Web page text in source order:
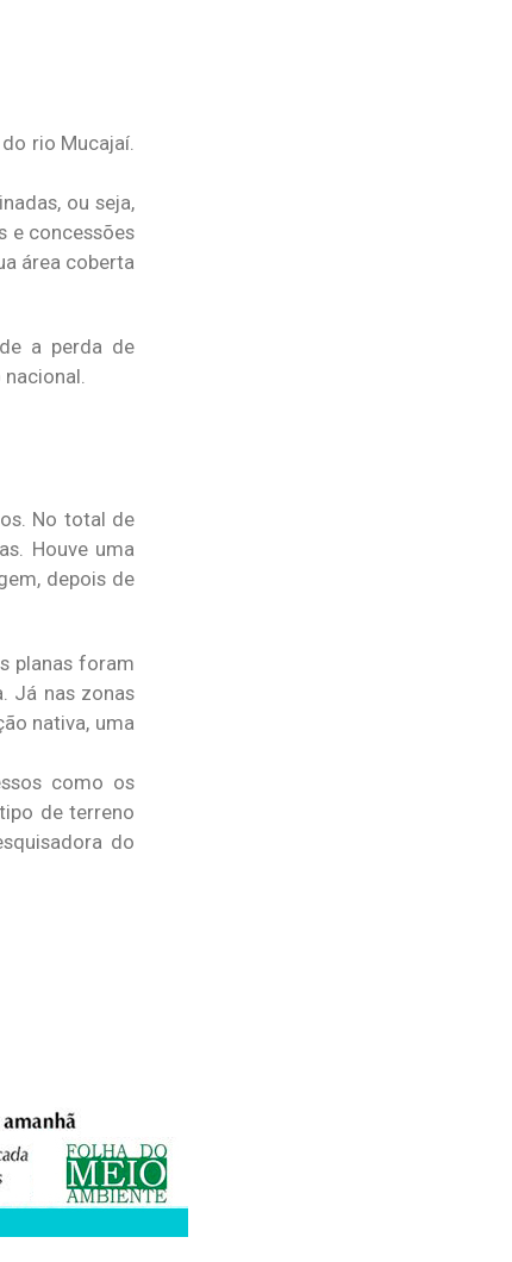
rio Mucajaí.
ou seja,
e concessões
área coberta
a perda de
No total de
Houve uma
depois de
planas foram
Já nas zonas
nativa, uma
como os
de terreno
do